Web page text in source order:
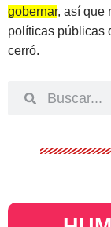
gobernar, así que
políticas públicas
cerró.